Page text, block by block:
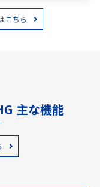
こちら
主な機能